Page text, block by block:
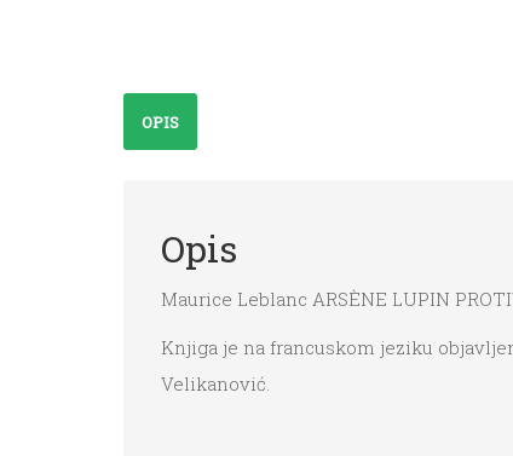
OPIS
Opis
Maurice Leblanc ARSÈNE LUPIN
Knjiga je na francuskom jeziku
Velikanović.